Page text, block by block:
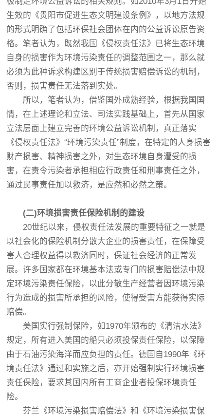
生效的《贵阳市促进生态文明建设条例》，以地方法规
的形式明确了包括环保社会团体在内的公益诉讼原告资
格。笔者认为，既然我国《侵权责任法》已将生态环境
自身的损害作为环境污染责任的调整范围之一，那么就
必须为此种诉求构建区别于传统损害赔偿诉讼的机制，
否则，损害责任无法落到实处。
所以，笔者认为，借鉴国外成熟经验，根据我国国
情，在上述理论和立法、司法实践基础上，首先从国家
立法层面上建立完善的环境公益诉讼机制，真正落实
《侵权责任法》“环境污染责任”制度，在特定的人身损害
财产损害、精神损害之外，对生态环境自身遭受的损
害，在责令污染者承担相应行政责任和刑事责任之外，
通过民事责任加以救济，是应然和必然之策。
(二)环境损害责任保险机制的建设
20世纪以来，侵权责任法发展的重要特征之一就是
以社会化的保险机制分散大企业的损害责任，在保障受
害人合理权益得以救济同时，保证社会经济的正常发
展。许多国家都在环境基本法或专门的损害赔偿法中规
定环境污染责任保险，以此分散生产经营者因环境污染
行为造成的损害所承担的风险，使得受害方能获得实际
赔偿。
美国实行强制保险，如1970年颁布的《清洁水法》
规定，所有进入美国的船只必须投保责任保险，以保障
由于石油污染海洋而应负担的责任。德国自1990年《环
境责任法》通过和实施之后，亦开始强制实行环境损害
责任保险，要求其国内所有工商企业者投保环境责任
险。
芬兰《环境污染损害赔偿法》和《环境污染损害保